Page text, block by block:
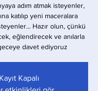
adım atmak isteyenler,
katılıp yeni maceralara
Hazır olun, çünkü
eğlendirecek ve anılarla
davet ediyoruz.
Kayıt Kapalı